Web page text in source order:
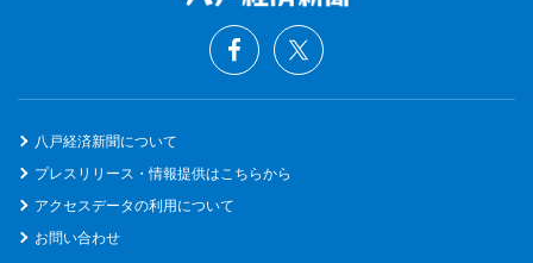
八戸経済新聞について
プレスリリース・情報提供はこちらから
アクセスデータの利用について
お問い合わせ